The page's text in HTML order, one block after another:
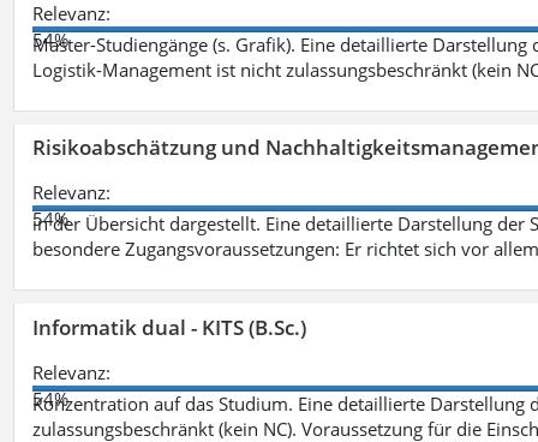
Relevanz:
54%
Master-Studiengänge (s. Grafik). Eine detaillierte
Logistik-Management ist nicht zulassungsbeschränkt (kein
Risikoabschätzung und
Relevanz:
54%
in der Übersicht dargestellt. Eine detaillierte Darstellung der
besondere Zugangsvoraussetzungen: Er richtet sich vor
Informatik dual - KITS (B.Sc.)
Relevanz:
54%
Konzentration auf das Studium. Eine detaillierte
zulassungsbeschränkt (kein NC). Voraussetzung für die